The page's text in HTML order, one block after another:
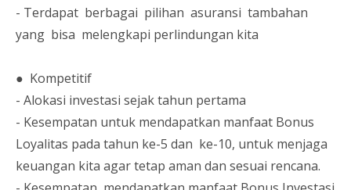
- Terdapat berbagai pilihan asuransi tambahan
yang bisa melengkapi perlindungan kita
● Kompetitif
- Alokasi investasi sejak tahun pertama
- Kesempatan untuk mendapatkan manfaat Bonus
Loyalitas pada tahun ke-5 dan ke-10, untuk menjaga
keuangan kita agar tetap aman dan sesuai rencana.